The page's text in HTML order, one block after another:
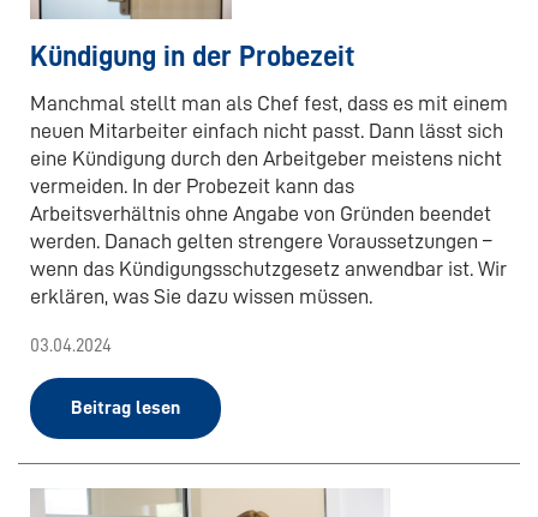
Kündigung in der Probezeit
Manchmal stellt man als Chef fest, dass es mit einem
neuen Mitarbeiter einfach nicht passt. Dann lässt sich
eine Kündigung durch den Arbeitgeber meistens nicht
vermeiden. In der Probezeit kann das
Arbeitsverhältnis ohne Angabe von Gründen beendet
werden. Danach gelten strengere Voraussetzungen –
wenn das Kündigungsschutzgesetz anwendbar ist. Wir
erklären, was Sie dazu wissen müssen.
03.04.2024
Beitrag lesen